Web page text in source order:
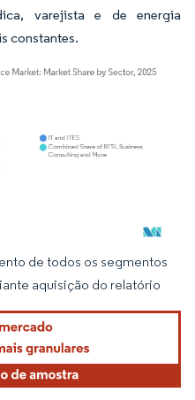
varejista e de energia
constantes.
atribuição conforme CC BY 4.0.
de todos os segmentos
aquisição do relatório